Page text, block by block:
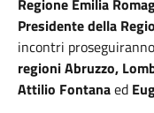
Regione Emilia
Presidente della
incontri
regioni Abruzzo,
Attilio Fontanaed